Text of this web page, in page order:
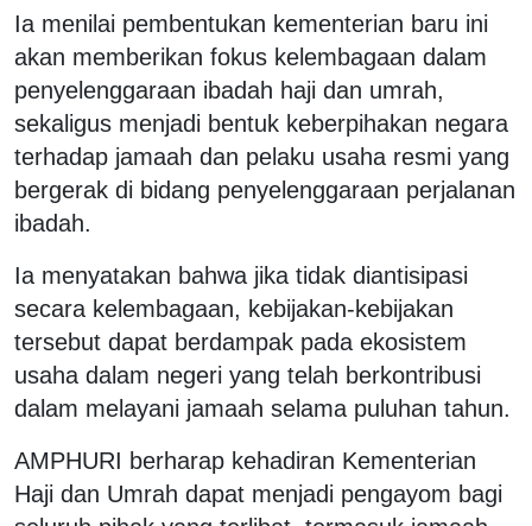
Ia menilai pembentukan kementerian baru ini
akan memberikan fokus kelembagaan dalam
penyelenggaraan ibadah haji dan umrah,
sekaligus menjadi bentuk keberpihakan negara
terhadap jamaah dan pelaku usaha resmi yang
bergerak di bidang penyelenggaraan perjalanan
ibadah.
Ia menyatakan bahwa jika tidak diantisipasi
secara kelembagaan, kebijakan-kebijakan
tersebut dapat berdampak pada ekosistem
usaha dalam negeri yang telah berkontribusi
dalam melayani jamaah selama puluhan tahun.
AMPHURI berharap kehadiran Kementerian
Haji dan Umrah dapat menjadi pengayom bagi